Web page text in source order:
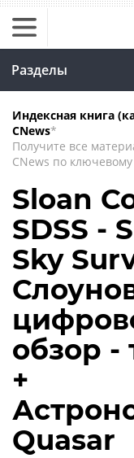
Разделы
Индексная книга
CNews*
Получите все
CNews по ключевому
Sloan
SDSS -
Sky
обзор -
+
Quasar